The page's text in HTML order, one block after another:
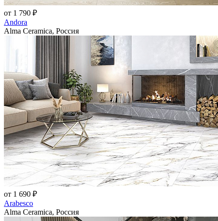
от 1 790 ₽
Andora
Alma Ceramica, Россия
от 1 690 ₽
Arabesco
Alma Ceramica, Россия